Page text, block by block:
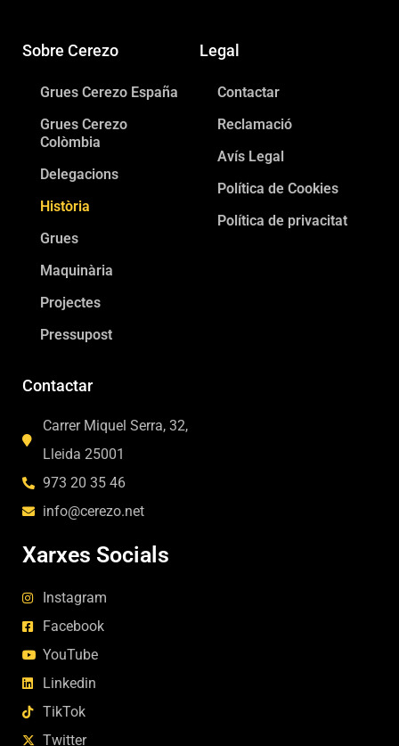
Sobre Cerezo
Grues Cerezo España
Grues Cerezo
Colòmbia
Delegacions
Història
Grues
Maquinària
Projectes
Pressupost
Legal
Contactar
Reclamació
Avís Legal
Política de Cookies
Política de privacitat
Contactar
Carrer Miquel Serra, 32,
Lleida 25001
973 20 35 46
info@cerezo.net
Xarxes Socials
Instagram
Facebook
YouTube
Linkedin
TikTok
Twitter